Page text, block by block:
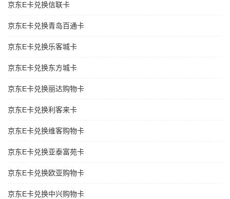
京东E卡兑换信联卡
京东E卡兑换青岛百通卡
京东E卡兑换乐客城卡
京东E卡兑换东方城卡
京东E卡兑换丽达购物卡
京东E卡兑换利客来卡
京东E卡兑换维客购物卡
京东E卡兑换亚泰富苑卡
京东E卡兑换欧亚购物卡
京东E卡兑换中兴购物卡